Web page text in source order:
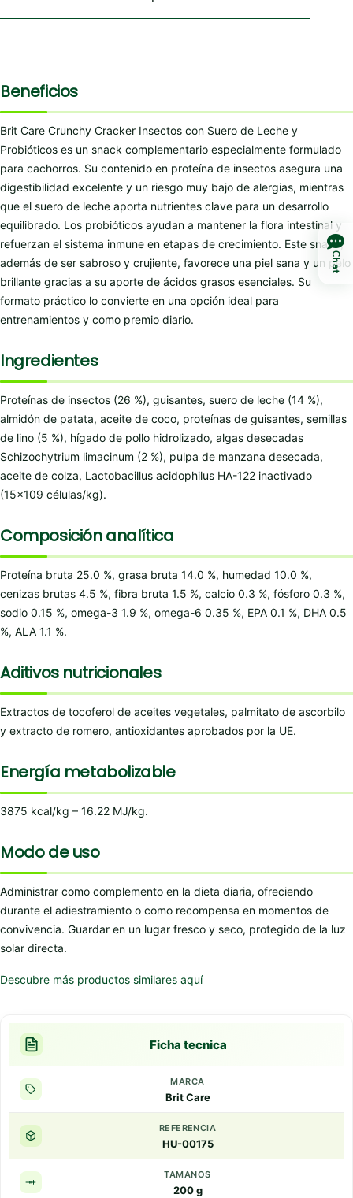
Beneficios
Brit Care Crunchy Cracker Insectos con Suero de Leche y
Probióticos es un snack complementario especialmente formulado
para cachorros. Su contenido en proteína de insectos asegura una
digestibilidad excelente y un riesgo muy bajo de alergias, mientras
que el suero de leche aporta nutrientes clave para un desarrollo
equilibrado. Los probióticos ayudan a mantener la flora intestinal y
refuerzan el sistema inmune en etapas de crecimiento. Este snack,
además de ser sabroso y crujiente, favorece una piel sana y un pelo
brillante gracias a su aporte de ácidos grasos esenciales. Su
formato práctico lo convierte en una opción ideal para
entrenamientos y como premio diario.
Ingredientes
Proteínas de insectos (26 %), guisantes, suero de leche (14 %),
almidón de patata, aceite de coco, proteínas de guisantes, semillas
de lino (5 %), hígado de pollo hidrolizado, algas desecadas
Schizochytrium limacinum (2 %), pulpa de manzana desecada,
aceite de colza, Lactobacillus acidophilus HA-122 inactivado
(15×109 células/kg).
Composición analítica
Proteína bruta 25.0 %, grasa bruta 14.0 %, humedad 10.0 %,
cenizas brutas 4.5 %, fibra bruta 1.5 %, calcio 0.3 %, fósforo 0.3 %,
sodio 0.15 %, omega-3 1.9 %, omega-6 0.35 %, EPA 0.1 %, DHA 0.5
%, ALA 1.1 %.
Aditivos nutricionales
Extractos de tocoferol de aceites vegetales, palmitato de ascorbilo
y extracto de romero, antioxidantes aprobados por la UE.
Energía metabolizable
3875 kcal/kg – 16.22 MJ/kg.
Modo de uso
Administrar como complemento en la dieta diaria, ofreciendo
durante el adiestramiento o como recompensa en momentos de
convivencia. Guardar en un lugar fresco y seco, protegido de la luz
solar directa.
Descubre más productos similares aquí
Ficha tecnica
MARCA
Brit Care
REFERENCIA
HU-00175
TAMANOS
200 g
Chat